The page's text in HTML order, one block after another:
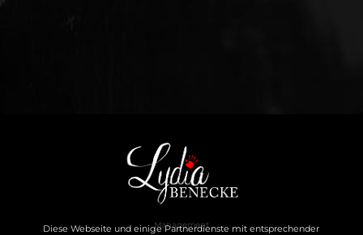
Management
Diese Webseite und einige Partnerdienste mit entsprechender